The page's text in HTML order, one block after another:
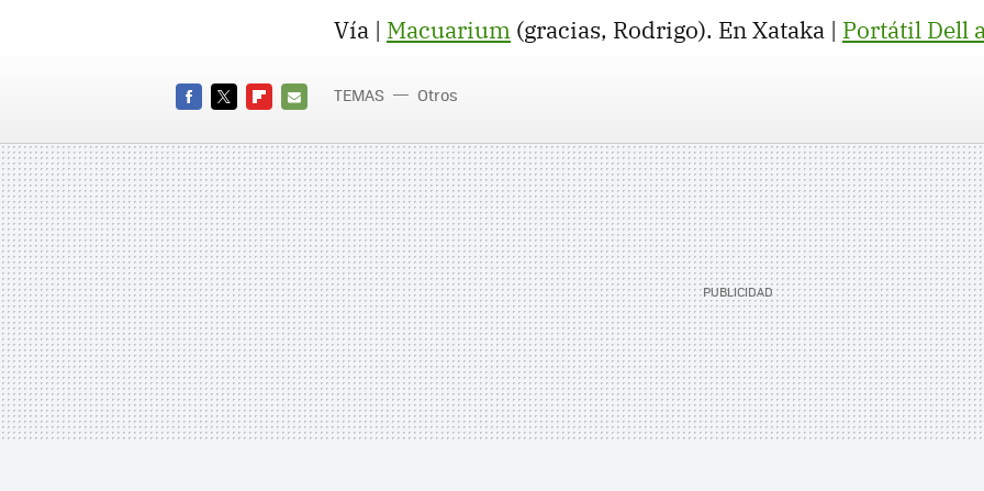
Vía | Macuarium (gracias, Rodrigo). En Xataka | Portátil Dell
MAIL
TEMAS Otros